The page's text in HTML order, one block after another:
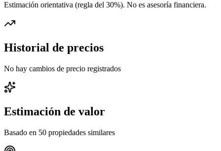
Estimación orientativa (regla del 30%). No es asesoría financiera.
Historial de precios
No hay cambios de precio registrados
Estimación de valor
Basado en 50 propiedades similares